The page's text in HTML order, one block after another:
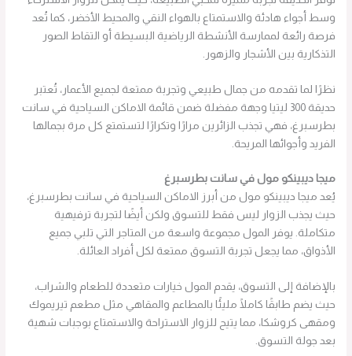
وسط أجواء هادئة والاستمتاع بالهواء النقي والمحيط الأخضر، كما تُعد
فرصة رائعة لممارسة الأنشطة الرياضية البسيطة أو التقاط الصور
التذكارية بين الأشجار والزهور.
نظرًا لما تقدمه من جمال طبيعي وتجربة ممتعة لجميع الأعمار، تُعتبر
حديقة 300 ليتيا وجهة مفضلة ضمن قائمة الاماكن السياحية في سانت
بطرسبرغ، فهي تجذب الزائرين مرارًا وتكرارًا لتستمتع كل مرة بجمالها
الفريد وأجوائها المريحة.
ميجا ديبينكو مول في سانت بطرسبرغ
يُعد ميجا ديبينكو مول من أبرز الاماكن السياحية في سانت بطرسبرغ،
حيث يجذب الزوار ليس فقط للتسوق ولكن أيضًا لتجربة ترفيهية
متكاملة. يوفر المول مجموعة واسعة من المتاجر التي تلبي جميع
الأذواق، مما يجعل تجربة التسوق ممتعة لكل أفراد العائلة.
بالإضافة إلى التسوق، يقدم المول خيارات متعددة للطعام والشراب،
حيث يضم طابقًا كاملًا مليئًا بالمطاعم والمقاهي مثل مطعم تيريموك
ومقهى كروشكا، مما يتيح للزوار الاستراحة والاستمتاع بوجبات شهية
بعد جولة التسوق.